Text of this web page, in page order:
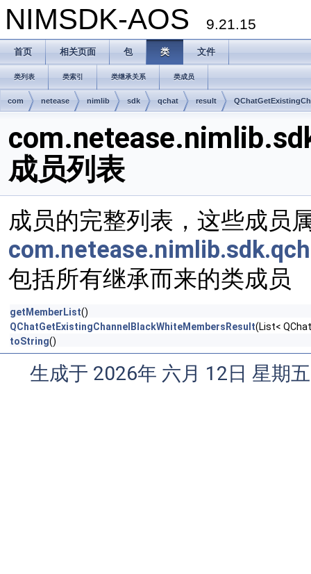
NIMSDK-AOS 9.21.15
首页 相关页面 包 类 文件
类列表 类索引 类继承关系 类成员
com netease nimlib sdk qchat result
成员列表
成员的完整列表，这些成员
包括所有继承而来的类成员
getMemberList()
QChatGetExistingChannelBlackWhiteMembersResult(List<
toString()
生成于 2026年 六月 12日 星期